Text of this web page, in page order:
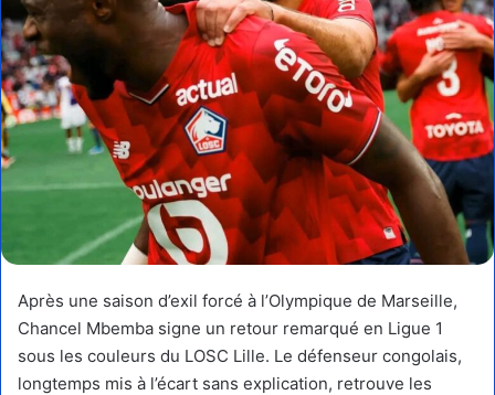
Après une saison d’exil forcé à l’Olympique de Marseille,
Chancel Mbemba signe un retour remarqué en Ligue 1
sous les couleurs du LOSC Lille. Le défenseur congolais,
longtemps mis à l’écart sans explication, retrouve les